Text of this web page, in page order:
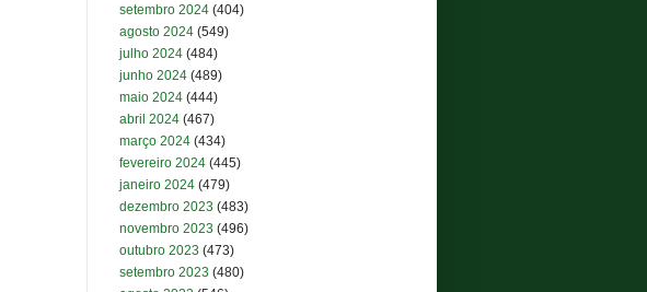
setembro 2024 (404)
agosto 2024 (549)
julho 2024 (484)
junho 2024 (489)
maio 2024 (444)
abril 2024 (467)
março 2024 (434)
fevereiro 2024 (445)
janeiro 2024 (479)
dezembro 2023 (483)
novembro 2023 (496)
outubro 2023 (473)
setembro 2023 (480)